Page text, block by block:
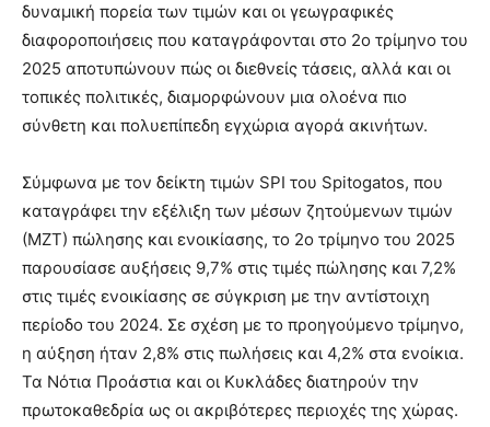
δυναμική πορεία των τιμών και οι γεωγραφικές
διαφοροποιήσεις που καταγράφονται στο 2ο τρίμηνο του
2025 αποτυπώνουν πώς οι διεθνείς τάσεις, αλλά και οι
τοπικές πολιτικές, διαμορφώνουν μια ολοένα πιο
σύνθετη και πολυεπίπεδη εγχώρια αγορά ακινήτων.
Σύμφωνα με τον δείκτη τιμών SPI του Spitogatos, που
καταγράφει την εξέλιξη των μέσων ζητούμενων τιμών
(ΜΖΤ) πώλησης και ενοικίασης, το 2ο τρίμηνο του 2025
παρουσίασε αυξήσεις 9,7% στις τιμές πώλησης και 7,2%
στις τιμές ενοικίασης σε σύγκριση με την αντίστοιχη
περίοδο του 2024. Σε σχέση με το προηγούμενο τρίμηνο,
η αύξηση ήταν 2,8% στις πωλήσεις και 4,2% στα ενοίκια.
Τα Νότια Προάστια και οι Κυκλάδες διατηρούν την
πρωτοκαθεδρία ως οι ακριβότερες περιοχές της χώρας.